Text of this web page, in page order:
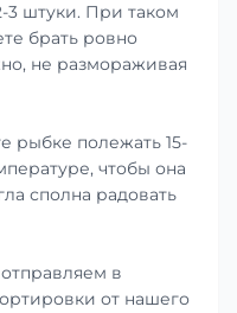
штуки. При таком
брать ровно
не размораживая
рыбке полежать 15-
чтобы она
сполна радовать
в
от нашего